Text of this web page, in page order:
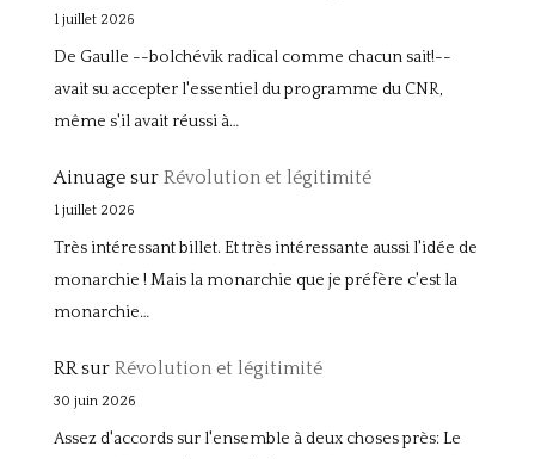
1 juillet 2026
De Gaulle --bolchévik radical comme chacun sait!--
avait su accepter l'essentiel du programme du CNR,
même s'il avait réussi à…
Ainuagesur Révolution et légitimité
1 juillet 2026
Très intéressant billet. Et très intéressante aussi l'idée de
monarchie ! Mais la monarchie que je préfère c'est la
monarchie…
RRsur Révolution et légitimité
30 juin 2026
Assez d'accords sur l'ensemble à deux choses près: Le